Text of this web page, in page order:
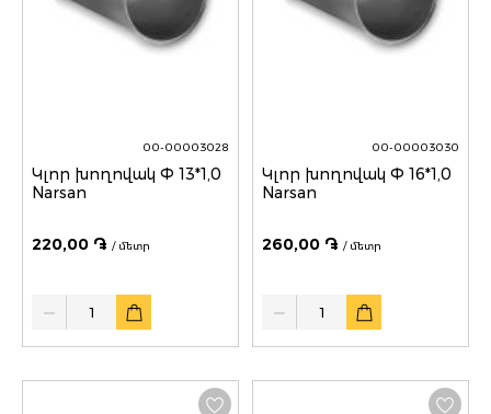
00-00003028
Կլոր խողովակ Փ 13*1,0
Narsan
220,00 ֏ / մետր
00-00003030
Կլոր խողովակ Փ 16*1,0
Narsan
260,00 ֏ / մետր